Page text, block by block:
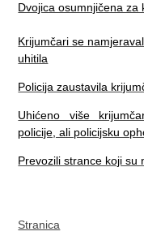
Dvojica osumnjičena za
Krijumčari se
uhitila
Policija zaustavila
Uhićeno više
policije, ali policijsku
Prevozili strance koji su
Stranica